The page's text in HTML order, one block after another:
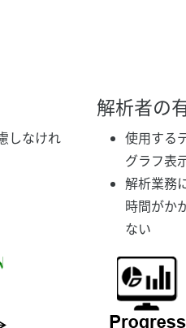
しなけれ
解析者の
使用する
グラフ表
解析業務
時間がか
ない​​​​​